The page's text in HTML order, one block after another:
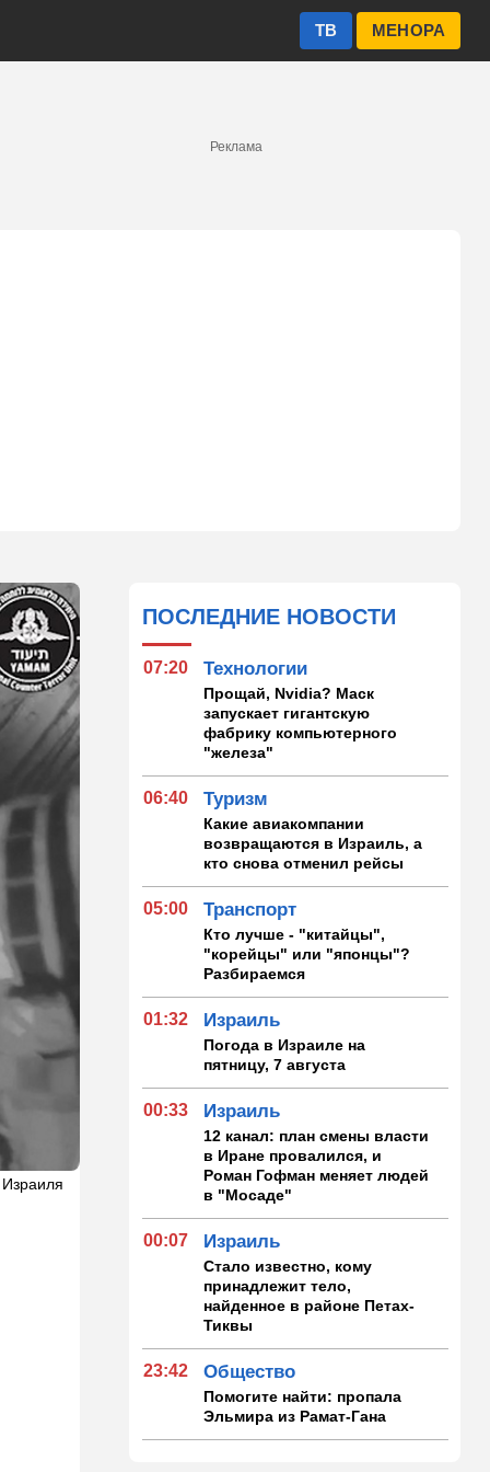
МЕНОРА
ТВ
Реклама
ПОСЛЕДНИЕ НОВОСТИ
07:20 Технологии
Прощай, Nvidia? Маск
запускает гигантскую
фабрику компьютерного
"железа"
06:40 Туризм
Какие авиакомпании
возвращаются в Израиль, а
кто снова отменил рейсы
05:00 Транспорт
Кто лучше - "китайцы",
"корейцы" или "японцы"?
Разбираемся
01:32 Израиль
Погода в Израиле на
пятницу, 7 августа
00:33 Израиль
12 канал: план смены власти
в Иране провалился, и
Роман Гофман меняет людей
в "Мосаде"
00:07 Израиль
Стало известно, кому
принадлежит тело,
найденное в районе Петах-
Тиквы
23:42 Общество
Помогите найти: пропала
Эльмира из Рамат-Гана